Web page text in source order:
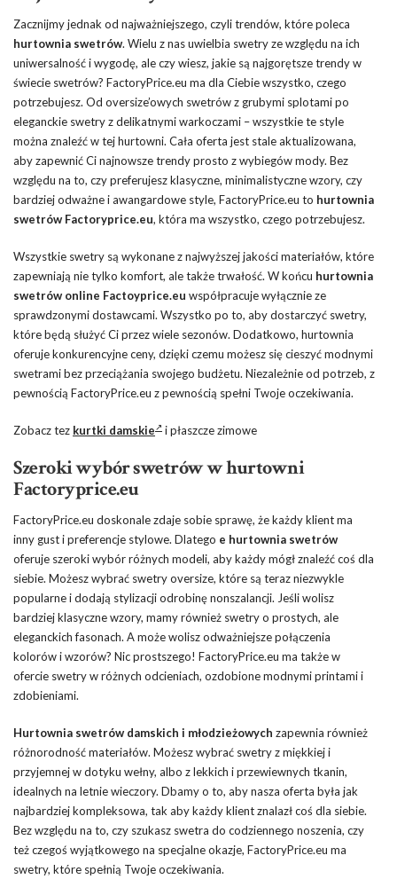
Zacznijmy jednak od najważniejszego, czyli trendów, które poleca
hurtownia swetrów. Wielu z nas uwielbia swetry ze względu na ich
uniwersalność i wygodę, ale czy wiesz, jakie są najgorętsze trendy w
świecie swetrów? FactoryPrice.eu ma dla Ciebie wszystko, czego
potrzebujesz. Od oversize’owych swetrów z grubymi splotami po
eleganckie swetry z delikatnymi warkoczami – wszystkie te style
można znaleźć w tej hurtowni. Cała oferta jest stale aktualizowana,
aby zapewnić Ci najnowsze trendy prosto z wybiegów mody. Bez
względu na to, czy preferujesz klasyczne, minimalistyczne wzory, czy
bardziej odważne i awangardowe style, FactoryPrice.eu to hurtownia
swetrów Factoryprice.eu, która ma wszystko, czego potrzebujesz.
Wszystkie swetry są wykonane z najwyższej jakości materiałów, które
zapewniają nie tylko komfort, ale także trwałość. W końcu hurtownia
swetrów online Factoyprice.eu współpracuje wyłącznie ze
sprawdzonymi dostawcami. Wszystko po to, aby dostarczyć swetry,
które będą służyć Ci przez wiele sezonów. Dodatkowo, hurtownia
oferuje konkurencyjne ceny, dzięki czemu możesz się cieszyć modnymi
swetrami bez przeciążania swojego budżetu. Niezależnie od potrzeb, z
pewnością FactoryPrice.eu z pewnością spełni Twoje oczekiwania.
Zobacz tez kurtki damskie i płaszcze zimowe
Szeroki wybór swetrów w hurtowni
Factoryprice.eu
FactoryPrice.eu doskonale zdaje sobie sprawę, że każdy klient ma
inny gust i preferencje stylowe. Dlatego e hurtownia swetrów
oferuje szeroki wybór różnych modeli, aby każdy mógł znaleźć coś dla
siebie. Możesz wybrać swetry oversize, które są teraz niezwykle
popularne i dodają stylizacji odrobinę nonszalancji. Jeśli wolisz
bardziej klasyczne wzory, mamy również swetry o prostych, ale
eleganckich fasonach. A może wolisz odważniejsze połączenia
kolorów i wzorów? Nic prostszego! FactoryPrice.eu ma także w
ofercie swetry w różnych odcieniach, ozdobione modnymi printami i
zdobieniami.
Hurtownia swetrów damskich i młodzieżowych zapewnia również
różnorodność materiałów. Możesz wybrać swetry z miękkiej i
przyjemnej w dotyku wełny, albo z lekkich i przewiewnych tkanin,
idealnych na letnie wieczory. Dbamy o to, aby nasza oferta była jak
najbardziej kompleksowa, tak aby każdy klient znalazł coś dla siebie.
Bez względu na to, czy szukasz swetra do codziennego noszenia, czy
też czegoś wyjątkowego na specjalne okazje, FactoryPrice.eu ma
swetry, które spełnią Twoje oczekiwania.